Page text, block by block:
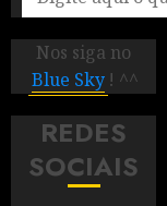
Nos siga no
Blue Sky ! ^^
REDES
SOCIAIS